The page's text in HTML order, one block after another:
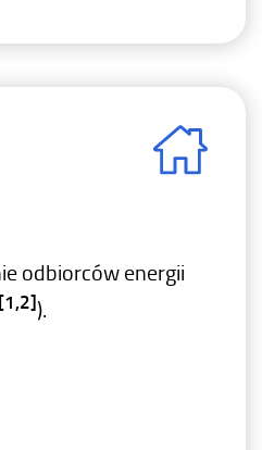
odbiorców energii
[1,2]).